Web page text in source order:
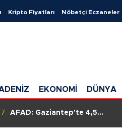
Kripto Fiyatları Nöbetçi Eczaneler
EKONOMİ DÜNYA
AFAD: Gaziantep'te 4,5